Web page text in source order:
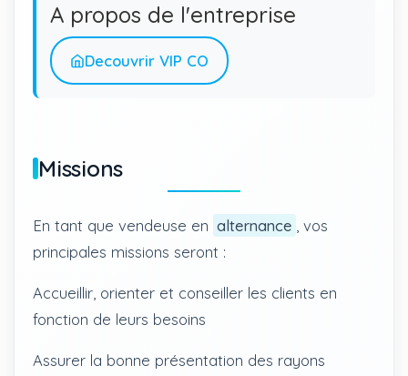
A propos de l'entreprise
Decouvrir VIP CO
Missions
En tant que vendeuse en alternance
, vos
principales missions seront :
Accueillir, orienter et conseiller les clients en
fonction de leurs besoins
Assurer la bonne présentation des rayons